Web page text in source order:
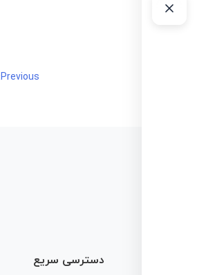
راهبری
Previous:
دسترسی سریع